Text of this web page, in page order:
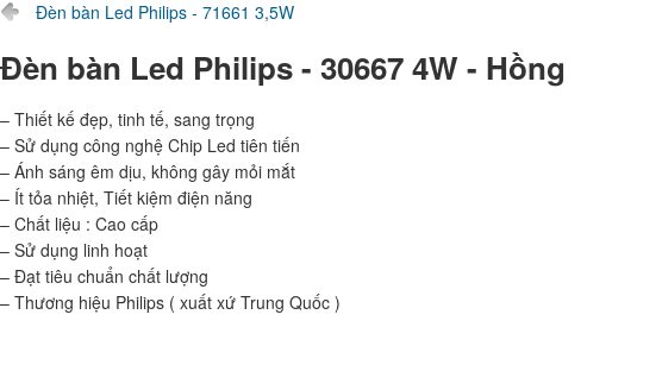
Đèn bàn Led Philips - 71661 3,5W
Đèn bàn Led Philips - 30667 4W - Hồng
– Thiết kế đẹp, tinh tế, sang trọng
– Sử dụng công nghệ Chip Led tiên tiến
– Ánh sáng êm dịu, không gây mỏi mắt
– Ít tỏa nhiệt, Tiết kiệm điện năng
– Chất liệu : Cao cấp
– Sử dụng linh hoạt
– Đạt tiêu chuẩn chất lượng
– Thương hiệu Philips ( xuất xứ Trung Quốc )